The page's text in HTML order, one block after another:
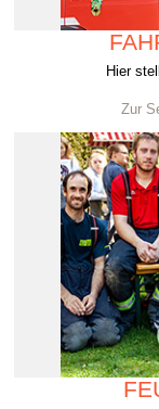
Hier
Zur